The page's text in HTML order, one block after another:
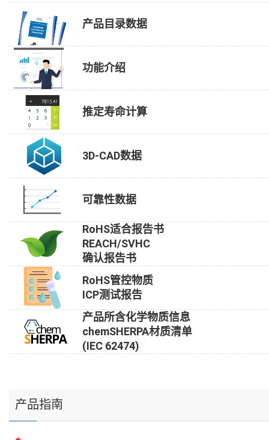
产品目录数据
功能介绍
推定寿命计算
3D-CAD数据
可靠性数据
RoHS适合报告书
REACH/SVHC
确认报告书
RoHS管控物质
ICP测试报告
产品所含化学物质信息
chemSHERPA材质清单
(IEC 62474)
产品指南